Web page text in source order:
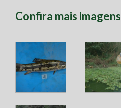
Confira mais imagens